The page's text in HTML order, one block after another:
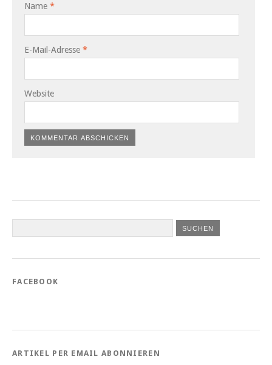
Name *
E-Mail-Adresse *
Website
FACEBOOK
ARTIKEL PER EMAIL ABONNIEREN